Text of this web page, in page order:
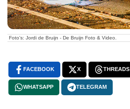
Foto's: Jordi de Bruijn - De Bruijn Foto & Video.
FACEBOOK X THREADS
WHATSAPP TELEGRAM